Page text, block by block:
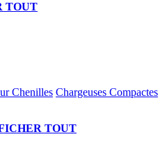
TOUT
Chenilles Chargeuses Compactes
TOUT